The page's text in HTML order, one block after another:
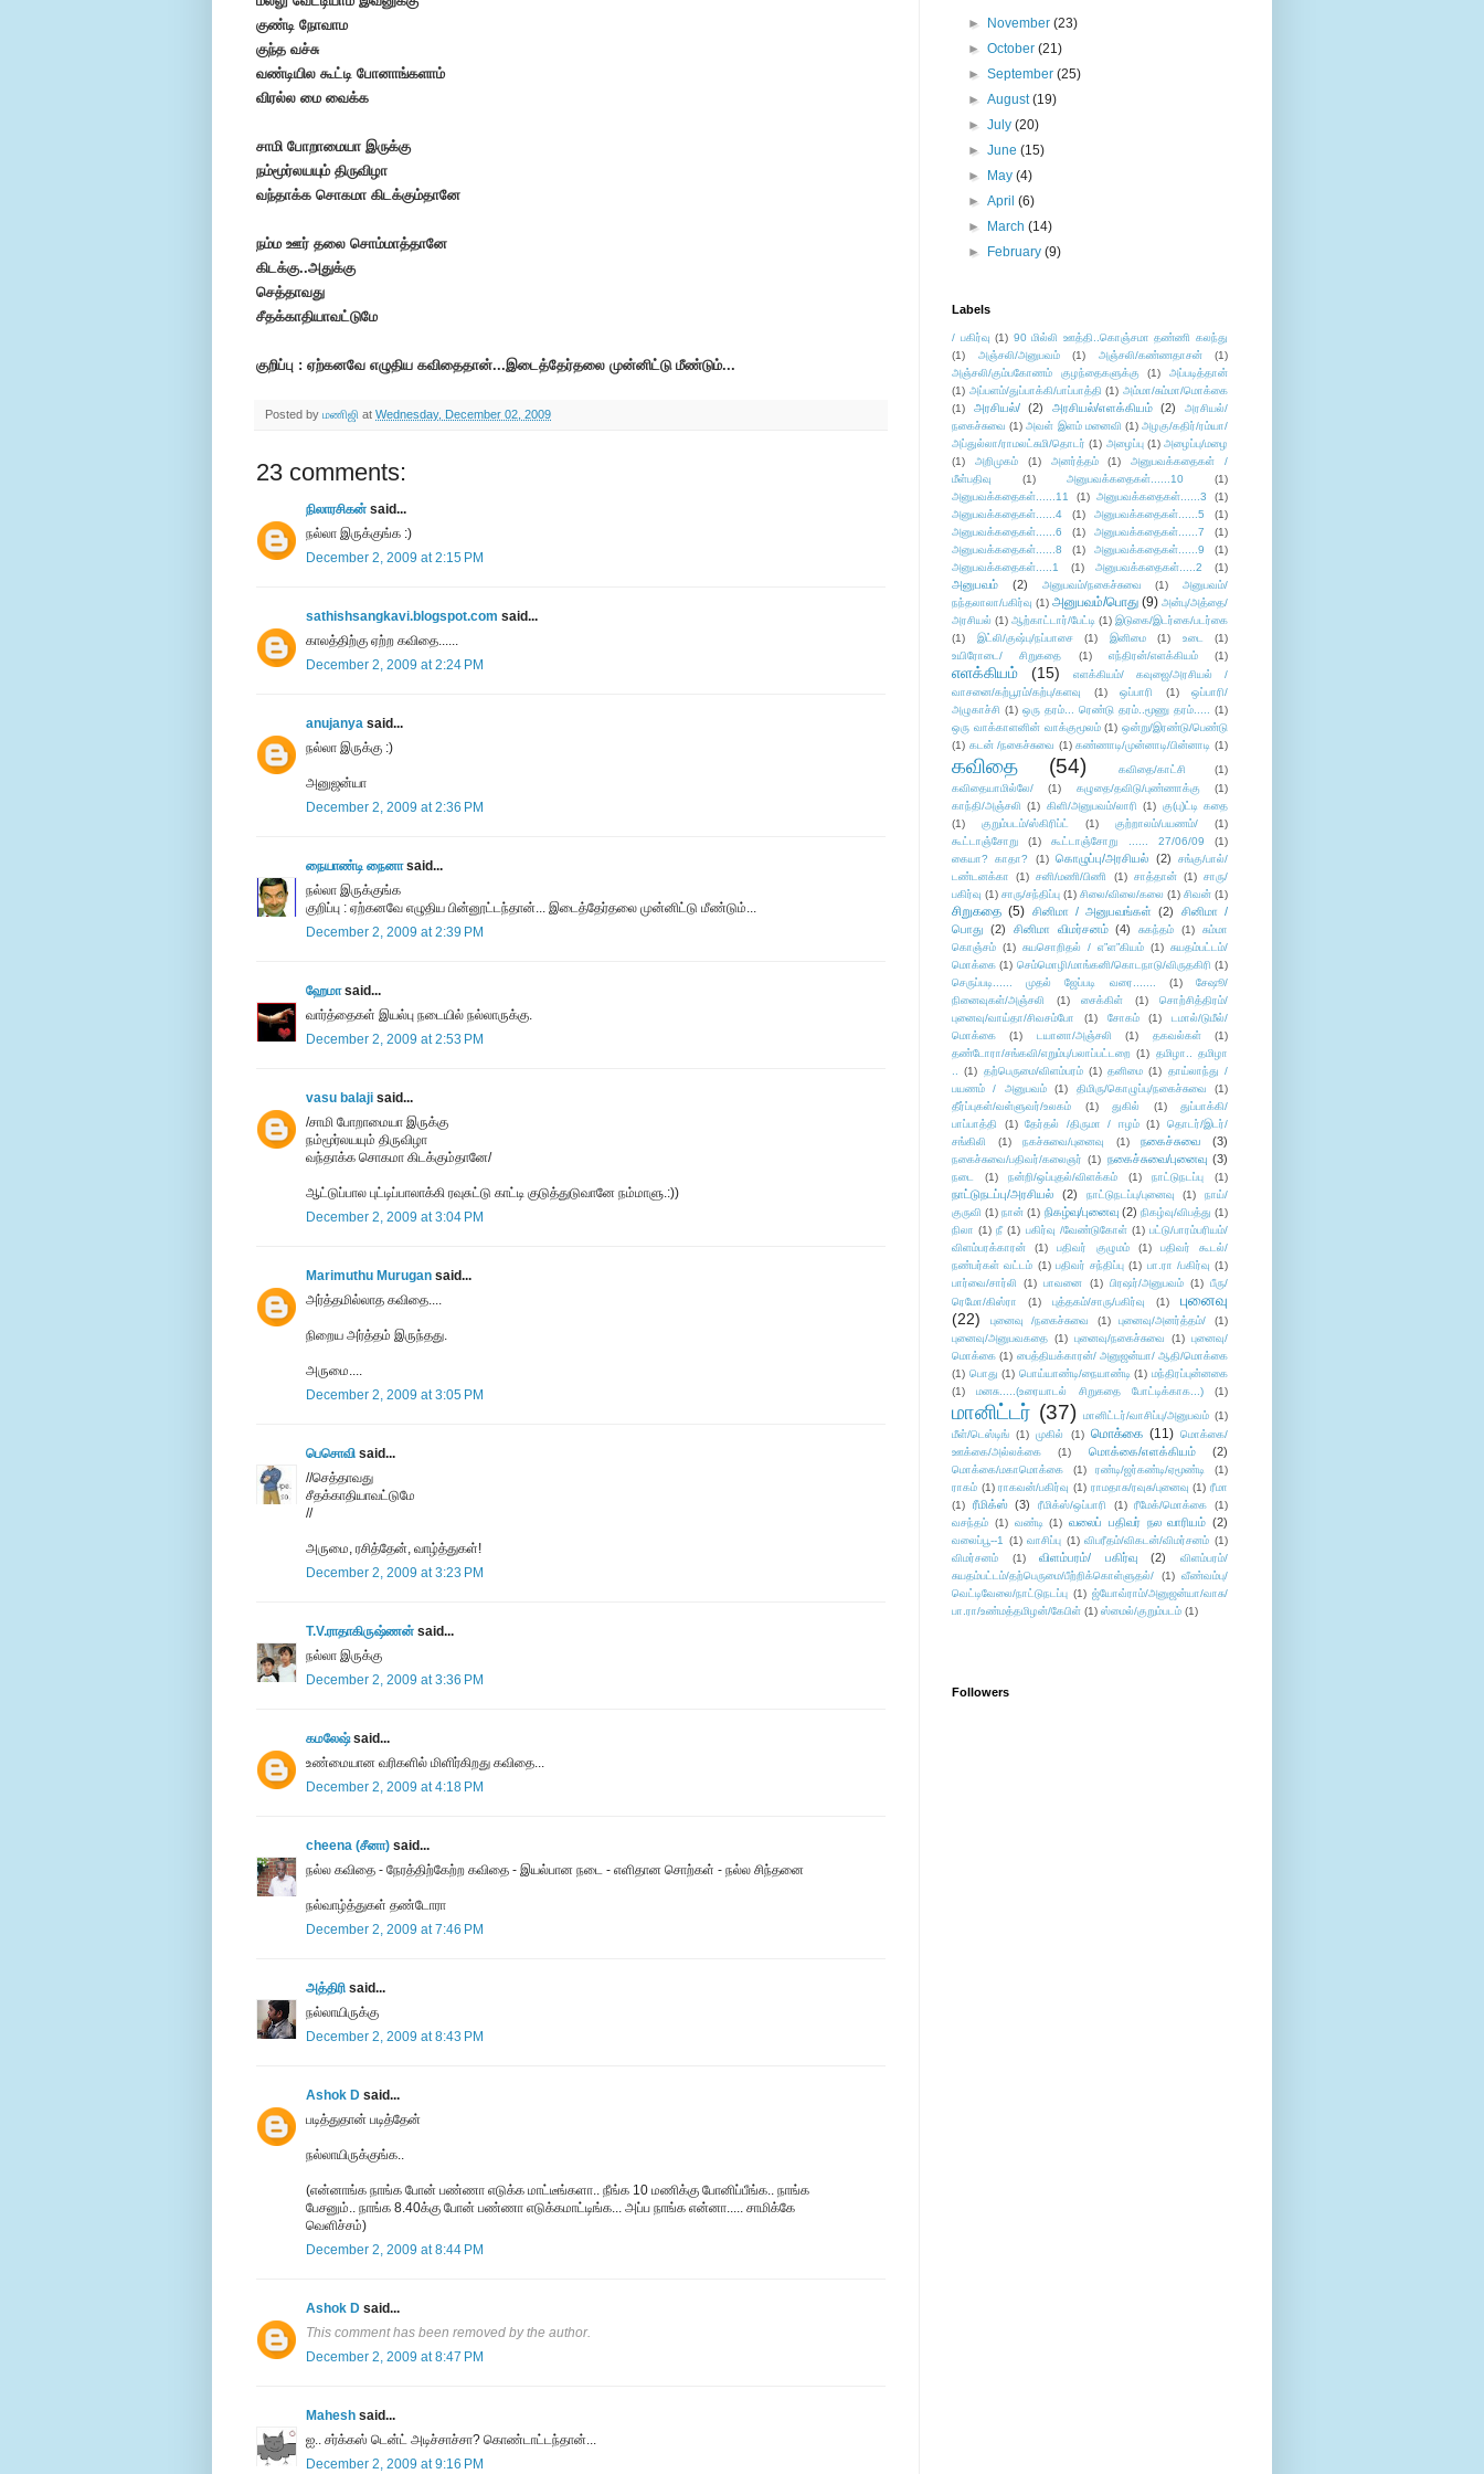
குண்டி நோவாம
குந்த வச்சு
வண்டியில கூட்டி போனாங்களாம்
விரல்ல மை வைக்க
சாமி போறாமையா இருக்கு
நம்மூர்லயயும் திருவிழா
வந்தாக்க சொகமா கிடக்கும்தானே
நம்ம ஊர் தலை சொம்மாத்தானே
கிடக்கு..அதுக்கு
செத்தாவது
சீதக்காதியாவட்டுமே
குறிப்பு : ஏற்கனவே எழுதிய கவிதைதான்...இடைத்தேர்தலை முன்னிட்டு மீண்டும்...
Posted by மணிஜி at Wednesday, December 02, 2009
23 comments:
நிலாரசிகன் said...
நல்லா இருக்குங்க :)
December 2, 2009 at 2:15 PM
sathishsangkavi.blogspot.com said...
காலத்திற்கு ஏற்ற கவிதை......
December 2, 2009 at 2:24 PM
anujanya said...
நல்லா இருக்கு :)
அனுஜன்யா
December 2, 2009 at 2:36 PM
நையாண்டி நைனாsaid...
நல்லா இருக்குங்க
குறிப்பு : ஏற்கனவே எழுதிய பின்னூட்டந்தான்... இடைத்தேர்தலை முன்னிட்டு மீண்டும்...
December 2, 2009 at 2:39 PM
ஹேமாsaid...
வார்த்தைகள் இயல்பு நடையில் நல்லாருக்கு.
December 2, 2009 at 2:53 PM
vasu balaji said...
/சாமி போறாமையா இருக்கு
நம்மூர்லயயும் திருவிழா
வந்தாக்க சொகமா கிடக்கும்தானே/
ஆட்டுப்பால புட்டிப்பாலாக்கி ரவுசுட்டு காட்டி குடுத்துடுவானே நம்மாளு.:))
December 2, 2009 at 3:04 PM
Marimuthu Murugan said...
அர்த்தமில்லாத கவிதை....
நிறைய அர்த்தம் இருந்தது.
அருமை....
December 2, 2009 at 3:05 PM
பெசொவி said...
//செத்தாவது
சீதக்காதியாவட்டுமே
//
அருமை, ரசித்தேன், வாழ்த்துகள்!
December 2, 2009 at 3:23 PM
T.V.ராதாகிருஷ்ணன் said...
நல்லா இருக்கு
December 2, 2009 at 3:36 PM
கமலேஷ்said...
உண்மையான வரிகளில் மிளிர்கிறது கவிதை...
December 2, 2009 at 4:18 PM
cheena (சீனா) said...
நல்ல கவிதை - நேரத்திற்கேற்ற கவிதை - இயல்பான நடை - எளிதான சொற்கள் - நல்ல சிந்தனை
நல்வாழ்த்துகள் தண்டோரா
December 2, 2009 at 7:46 PM
அத்திரி said...
நல்லாயிருக்கு
December 2, 2009 at 8:43 PM
Ashok D said...
படித்துதான் படித்தேன்
நல்லாயிருக்குங்க..
(என்னாங்க நாங்க போன் பண்ணா எடுக்க மாட்டீங்களா.. நீங்க 10 மணிக்கு போனிப்பீங்க.. நாங்க
பேசனும்.. நாங்க 8.40க்கு போன் பண்ணா எடுக்கமாட்டிங்க... அப்ப நாங்க என்னா..... சாமிக்கே
வெளிச்சம்)
December 2, 2009 at 8:44 PM
Ashok D said...
This comment has been removed by the author.
December 2, 2009 at 8:47 PM
Mahesh said...
ஐ.. சர்க்கஸ் டென்ட் அடிச்சாச்சா? கொண்டாட்டந்தான்...
December 2, 2009 at 9:16 PM
► November(23)
►October(21)
►September(25)
►August(19)
►July(20)
►June(15)
►
May(4)
►April(6)
►
March(14)
►
February(9)
Labels
/ பகிர்வு (1) 90 மில்லி ஊத்தி..கொஞ்சமா தண்ணி கலந்து
(1)
அஞ்சலி/அனுபவம் (1) அஞ்சலி/கண்ணதாசன்
(1)
அஞ்சலி/கும்பகோணம் குழந்தைகளுக்கு
(1)
அப்படித்தான்
(1) அப்பளம்/துப்பாக்கி/பாப்பாத்தி (1) அம்மா/சும்மா/மொக்கை
(1)
அரசியல்/ (2) அரசியல்/எளக்கியம் (2)
அரசியல்/
நகைச்சுவை (1) அவள் இளம் மனைவி (1) அழகு/கதிர்/ரம்யா/
அப்துல்லா/ராமலட்சுமி/தொடர் (1) அழைப்பு (1) அழைப்பு/மழை
(1)
அறிமுகம் (1) அனர்த்தம் (1)
அனுபவக்கதைகள் /
மீள்பதிவு
(1) அனுபவக்கதைகள்......10
(1)
அனுபவக்கதைகள்......11
(1) அனுபவக்கதைகள்......3
(1)
அனுபவக்கதைகள்......4
(1) அனுபவக்கதைகள்......5
(1)
அனுபவக்கதைகள்......6
(1) அனுபவக்கதைகள்......7
(1)
அனுபவக்கதைகள்......8
(1) அனுபவக்கதைகள்......9
(1)
அனுபவக்கதைகள்.....1
(1) அனுபவக்கதைகள்.....2 (1)
அனுபவம் (2) அனுபவம்/நகைச்சுவை (1)
அனுபவம்/
நந்தலாலா/பகிர்வு (1) அனுபவம்/பொது (9) அன்பு/அத்தை/
அரசியல் (1) ஆற்காட்டார்/பேட்டி (1) இடுகை/இடர்கை/படர்கை
(1)
இட்லி/குஷ்பு/நப்பாசை (1) இனிமை (1) உடை
(1)
உயிரோடை/ சிறுகதை
(1) எந்திரன்/எளக்கியம் (1)
எளக்கியம் (15)
எளக்கியம்/ கவுஜை/அரசியல் /
வாசனை/கற்பூரம்/கற்பு/களவு
(1) ஒப்பாரி (1)
ஒப்பாரி/
அழுகாச்சி (1) ஒரு தரம்... ரெண்டு தரம்..மூணு தரம்..... (1)
ஒரு வாக்காளனின் வாக்குமூலம் (1) ஒன்று/இரண்டு/பெண்டு
(1) கடன் /நகைச்சுவை (1) கண்ணாடி/முன்னாடி/பின்னாடி (1)
கவிதை (54) கவிதை/காட்சி
(1)
கவிதையாமில்லே/
(1) கழுதை/தவிடு/புண்ணாக்கு
(1)
காந்தி/அஞ்சலி (1) கிளி/அனுபவம்/லாரி (1) கு(பு)ட்டி கதை
(1)
குறும்படம்/ஸ்கிரிப்ட் (1) குற்றாலம்/பயணம்/
(1)
கூட்டாஞ்சோறு
(1) கூட்டாஞ்சோறு ...... 27/06/09
(1)
கையா? காதா?
(1) கொழுப்பு/அரசியல் (2)
சங்கு/பால்/
டண்டனக்கா
(1) சனி/மணி/பிணி (1) சாத்தான் (1) சாரு/
பகிர்வு (1) சாரு/சந்திப்பு (1) சிலை/விலை/கலை (1) சிவன் (1)
சிறுகதை (5) சினிமா / அனுபவங்கள் (2)
சினிமா /
பொது (2) சினிமா விமர்சனம் (4) சுகந்தம் (1)
சும்மா
கொஞ்சம் (1) சுயசொறிதல் / எ”ள”கியம் (1) சுயதம்பட்டம்/
மொக்கை (1) செம்மொழி/மாங்கனி/கொடநாடு/விருதகிரி (1)
செருப்படி...... முதல் ஜேப்படி வரை.......
(1)
சேஷூ/
நினைவுகள்/அஞ்சலி
(1) சைக்கிள் (1)
சொற்சித்திரம்/
புனைவு/வாய்தா/சிவசம்போ
(1) சோகம் (1)
டமால்/டுமீல்/
மொக்கை
(1) டயானா/அஞ்சலி (1) தகவல்கள்
(1)
தண்டோரா/சங்கவி/எறும்பு/பலாப்பட்டறை (1) தமிழா.. தமிழா
.. (1) தற்பெருமை/விளம்பரம் (1) தனிமை (1) தாய்லாந்து /
பயணம் / அனுபவம்
(1) திமிரு/கொழுப்பு/நகைச்சுவை
(1)
தீர்ப்புகள்/வள்ளுவர்/உலகம்
(1) துகில் (1)
துப்பாக்கி/
பாப்பாத்தி
(1) தேர்தல் /திருமா / ஈழம் (1)
தொடர்/இடர்/
சங்கிலி
(1) நகச்சுவை/புனைவு (1) நகைச்சுவை (3)
நகைச்சுவை/பதிவர்/கலைஞர் (1) நகைச்சுவை/புனைவு (3)
நடை (1) நன்றி/ஒப்புதல்/விளக்கம் (1) நாட்டுநடப்பு (1)
நாட்டுநடப்பு/அரசியல் (2) நாட்டுநடப்பு/புனைவு (1)
நாய்/
குருவி (1) நான் (1) நிகழ்வு/புனைவு (2) நிகழ்வு/விபத்து (1)
நிலா (1) நீ (1) பகிர்வு /வேண்டுகோள் (1) பட்டு/பாரம்பரியம்/
விளம்பரக்காரன்
(1) பதிவர் குழுமம் (1)
பதிவர் கூடல்/
நண்பர்கள் வட்டம் (1) பதிவர் சந்திப்பு (1) பா.ரா /பகிர்வு (1)
பார்வை/சார்லி
(1) பாவனை (1) பிரஷர்/அனுபவம் (1) பீரு/
ரெமோ/கிஸ்ரா
(1) புத்தகம்/சாரு/பகிர்வு (1)
புனைவு
(22)
புனைவு /நகைச்சுவை (1) புனைவு/அனர்த்தம்/
(1)
புனைவு/அனுபவகதை (1) புனைவு/நகைச்சுவை (1) புனைவு/
மொக்கை (1) பைத்தியக்காரன்/ அனுஜன்யா/ ஆதி/மொக்கை
(1) பொது (1) பொய்யாண்டி/நையாண்டி (1) மந்திரப்புன்னகை
(1)
மனசு.....(உரையாடல் சிறுகதை போட்டிக்காக...) (1)
மானிட்டர் (37) மானிட்டர்/வாசிப்பு/அனுபவம் (1)
மீள்/டெஸ்டிங் (1) முகில் (1) மொக்கை (11) மொக்கை/
ஊக்கை/அல்லக்கை
(1) மொக்கை/எளக்கியம் (2)
மொக்கை/மகாமொக்கை (1) ரண்டி/ஜர்கண்டி/ஏமூண்டி
(1)
ராகம் (1) ராகவன்/பகிர்வு (1) ராமதாசு/ரவுசு/புனைவு (1) ரீமா
(1)
ரீமிக்ஸ் (3) ரீமிக்ஸ்/ஒப்பாரி (1) ரீமேக்/மொக்கை
(1)
வசந்தம் (1) வண்டி (1) வலைப் பதிவர் நல வாரியம் (2)
வலைப்பூ--1 (1) வாசிப்பு (1) விபரீதம்/விகடன்/விமர்சனம் (1)
விமர்சனம்
(1) விளம்பரம்/ பகிர்வு (2)
விளம்பரம்/
சுயதம்பட்டம்/தற்பெருமை/பீற்றிக்கொள்ளுதல்/
(1) வீண்வம்பு/
வெட்டிவேலை/நாட்டுநடப்பு (1) ஜ்யோவ்ராம்/அனுஜன்யா/வாசு/
பா.ரா/உண்மத்தமிழன்/கேபிள் (1) ஸ்மைல்/குறும்படம் (1)
Followers